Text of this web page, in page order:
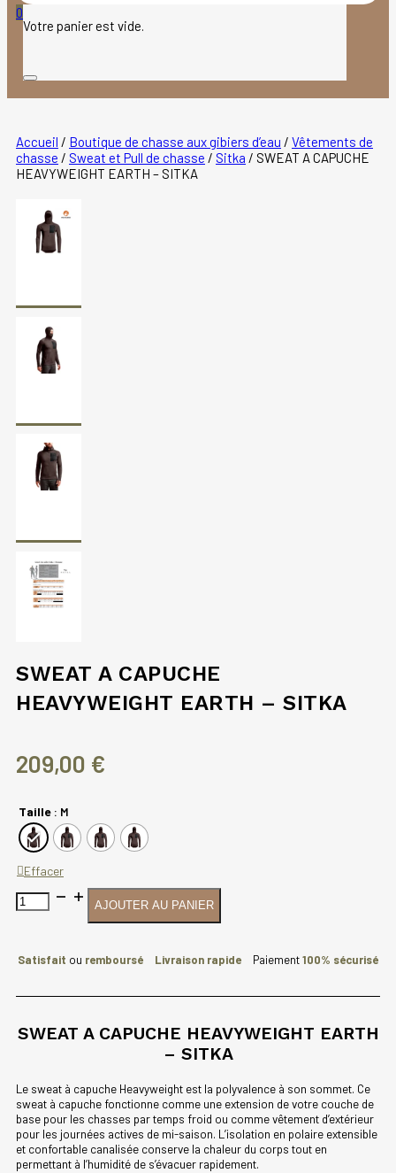
0
Votre panier est vide.
Accueil / Boutique de chasse aux gibiers d’eau / Vêtements de
chasse / Sweat et Pull de chasse / Sitka / SWEAT A CAPUCHE
HEAVYWEIGHT EARTH – SITKA
SWEAT A CAPUCHE
HEAVYWEIGHT EARTH – SITKA
209,00 €
Taille : M
Effacer
quantité
de
CAPUCHE
AJOUTER AU PANIER
Satisfait ou remboursé Livraison rapide Paiement100% sécurisé
SWEAT A CAPUCHE HEAVYWEIGHT EARTH
– SITKA
Le sweat à capuche Heavyweight est la polyvalence à son sommet. Ce
sweat à capuche fonctionne comme une extension de votre couche de
base pour les chasses par temps froid ou comme vêtement d’extérieur
pour les journées actives de mi-saison. L’isolation en polaire extensible
et confortable canalisée conserve la chaleur du corps tout en
permettant à l’humidité de s’évacuer rapidement.